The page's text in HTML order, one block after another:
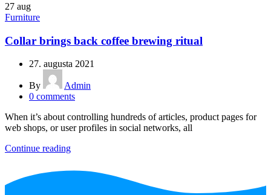
27 aug
Furniture
Collar brings back coffee brewing ritual
27. augusta 2021
By
Admin
0 comments
When it’s about controlling hundreds of articles, product pages for
web shops, or user profiles in social networks, all
Continue reading